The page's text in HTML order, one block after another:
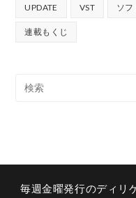
UPDATE VST ソフ
連載もくじ
毎週金曜発行のディリ